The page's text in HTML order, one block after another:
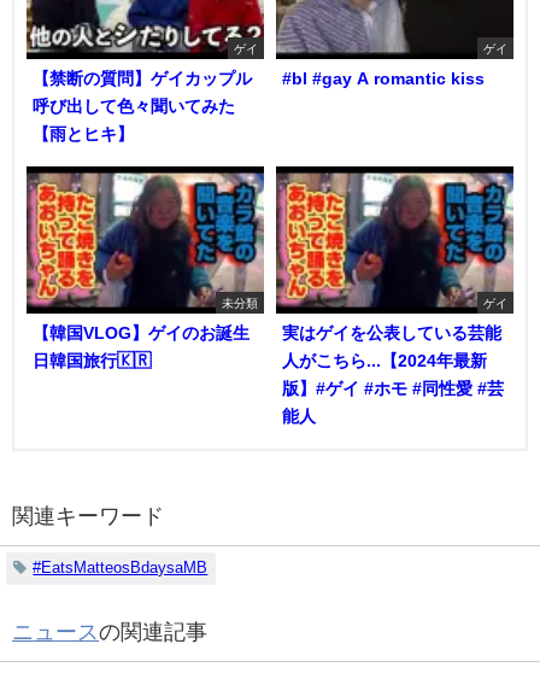
ゲイ
【禁断の質問】ゲイカップル
呼び出して色々聞いてみた
【雨とヒキ】
ゲイ
#bl #gay A romantic kiss
未分類
【韓国VLOG】ゲイのお誕生
日韓国旅行🇰🇷
ゲイ
実はゲイを公表している芸能
人がこちら...【2024年最新
版】#ゲイ #ホモ #同性愛 #芸
能人
関連キーワード
#EatsMatteosBdaysaMB
ニュースの関連記事